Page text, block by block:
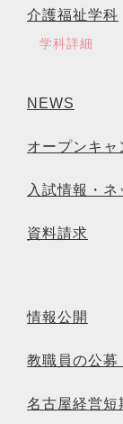
介護福祉学科
学科詳細
NEWS
オープンキャ
入試情報・ネ
資料請求
情報公開
教職員の公募
名古屋経営短